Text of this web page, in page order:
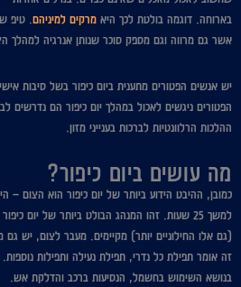
בארוחה. דוגמה בולטת לכך היא מרקים למיניהם. טיפ
אשר גם מרווה וגם מספק סוכר שנותן אנרגיה למהלך
יש אנשים הפטורים מתענית ביום כיפור בשל סיבות
הפטורים ניגשים לאכול במהלך יום כיפור הם נדרשים
ההלכות הרלוונטיות לברכות בענייני מזון.
מה עושים ביום כיפור?
כמובן, ההיבט הידוע ביותר של יום כיפור הוא הצום –
למשך 25 שעות. זהו המנהג הבולט ביותר של יום
(גם אלו החילוניים יותר) מקיימים. מעבר לצום, יש גם
זה אומר תפילת כל נדרי, תפילת נעילה ותפילות
בנושא השימוש בחשמל, הנסיעות ברכב והדלקת אש.